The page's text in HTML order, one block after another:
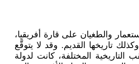
والطغيان على قارة أفريقيا،
وكذلك تاريخها القديم. وقد لا يتوقَّع
التاريخية المختلفة، كانت لدولة